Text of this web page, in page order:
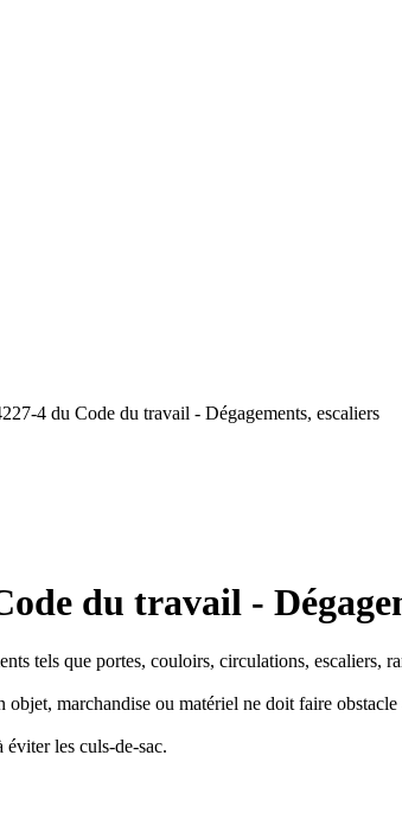
4 du Code du travail - Dégagements, escaliers
du travail -
tels que portes, couloirs, circulations, escaliers,
marchandise ou matériel ne doit faire
éviter les culs-de-sac.